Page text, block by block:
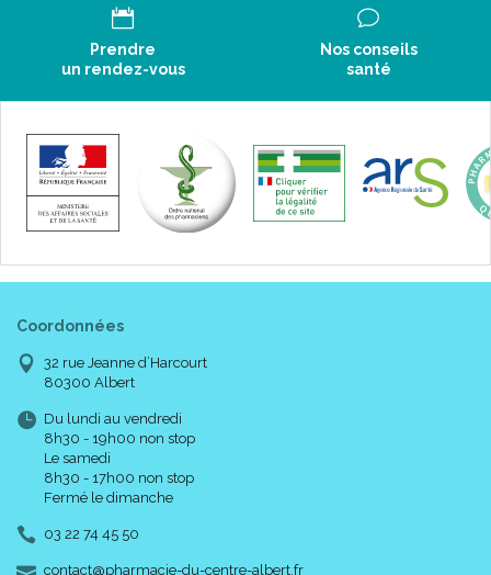
Prendre
un rendez-vous
Nos conseils
santé
Coordonnées
32 rue Jeanne d’Harcourt
80300 Albert
Du lundi au vendredi
8h30 - 19h00 non stop
Le samedi
8h30 - 17h00 non stop
Fermé le dimanche
03 22 74 45 50
contact-
@-
pharmacie-du-centre-albert.fr